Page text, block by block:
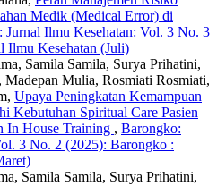
Medik (Medical Error) di
Jurnal Ilmu Kesehatan: Vol. 3 No. 3
Ilmu Kesehatan (Juli)
Samila Samila, Surya Prihatini,
Mulia, Rosmiati Rosmiati,
Upaya Peningkatan Kemampuan
Kebutuhan Spiritual Care Pasien
In House Training , Barongko:
3 No. 2 (2025): Barongko :
Samila Samila, Surya Prihatini,